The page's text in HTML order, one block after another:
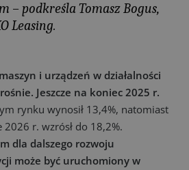
– podkreśla Tomasz Bogus,
Leasing.
i urządzeń w działalności
Jeszcze na koniec 2025 r.
rynku wynosił 13,4%, natomiast
r. wzrósł do 18,2%.
dla dalszego rozwoju
może być uruchomiony w